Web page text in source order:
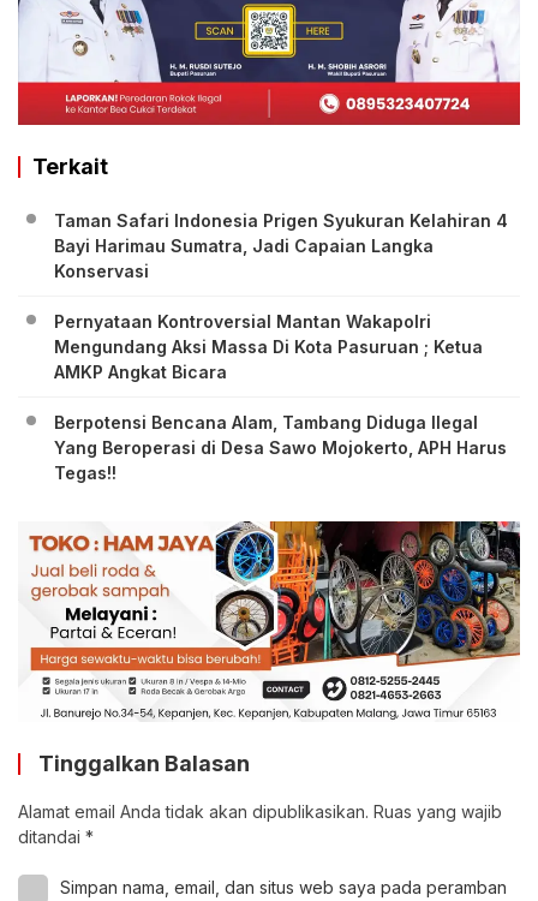
Terkait
Taman Safari Indonesia Prigen Syukuran Kelahiran 4
Bayi Harimau Sumatra, Jadi Capaian Langka
Konservasi
Pernyataan Kontroversial Mantan Wakapolri
Mengundang Aksi Massa Di Kota Pasuruan ; Ketua
AMKP Angkat Bicara
Berpotensi Bencana Alam, Tambang Diduga Ilegal
Yang Beroperasi di Desa Sawo Mojokerto, APH Harus
Tegas!!
Tinggalkan Balasan
Alamat email Anda tidak akan dipublikasikan. Ruas yang wajib
ditandai *
Simpan nama, email, dan situs web saya pada peramban